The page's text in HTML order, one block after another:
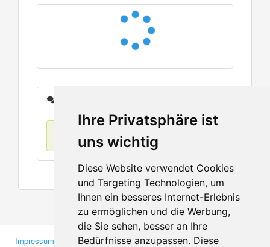
Ihre Privatsphäre ist
uns wichtig
Diese Website verwendet Cookies
und Targeting Technologien, um
Ihnen ein besseres Internet-Erlebnis
zu ermöglichen und die Werbung,
die Sie sehen, besser an Ihre
Bedürfnisse anzupassen. Diese
Keine Einträge
Impressum
Gewerbetreibende